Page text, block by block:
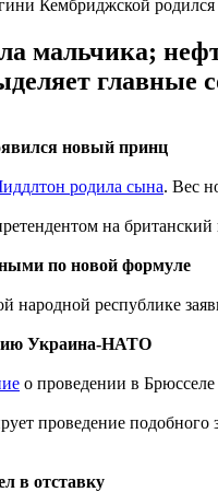
Кембриджской родился
мальчика;
главные
новый принц
родила сына. Вес
на британский
по новой формуле
народной республике
Украина-НАТО
о проведении в
проведение
в отставку